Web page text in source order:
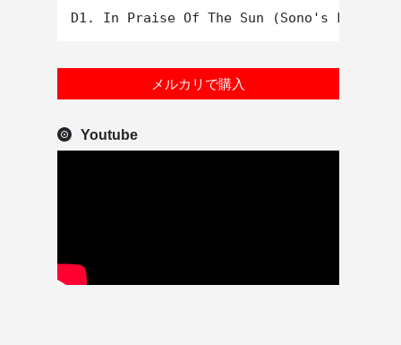
メルカリで購入
Youtube